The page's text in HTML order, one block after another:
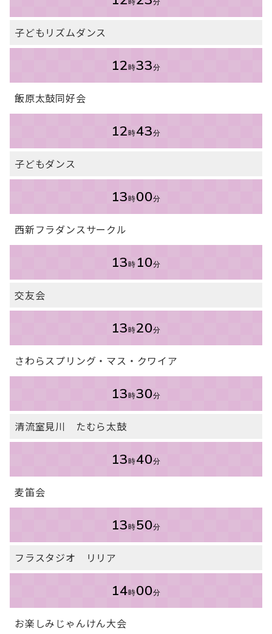
子どもリズムダンス
12時33分
飯原太鼓同好会
12時43分
子どもダンス
13時00分
西新フラダンスサークル
13時 10分
交友会
13時20分
さわらスプリング・マス・クワイア
13時30分
清流室見川 たむら太鼓
13時40分
麦笛会
13時50分
フラスタジオ リリア
14時00分
お楽しみじゃんけん大会